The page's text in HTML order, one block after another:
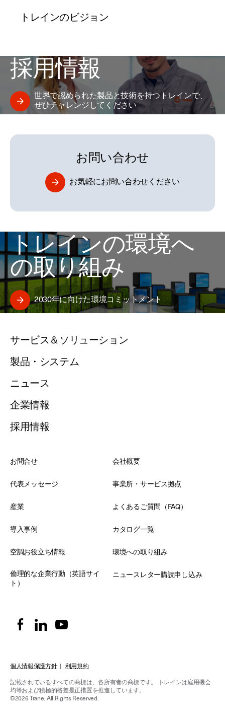
トレインのビジョン
採用情報
世界で認められた製品と技術を持つトレインで、
ぜひチャレンジしてください
お問い合わせ
お気軽にお問い合わせください
トレインの環境へ
の取り組み
2030年に向けた環境コミットメント
サービス＆ソリューション
製品・システム
ニュース
企業情報
採用情報
お問合せ 会社概要
代表メッセージ 事業所・サービス拠点
産業 よくあるご質問（FAQ）
導入事例 カタログ一覧
空調お役立ち情報 環境への取り組み
倫理的な企業行動（英語サイ
ト）
ニュースレター購読申し込み
個人情報保護方針| 利用規約
記載されているすべての商標は、各所有者の商標です。
トレインは雇用機会
均等および積極的格差是正措置を推進しています。
©2026 Trane. All Rights Reserved.